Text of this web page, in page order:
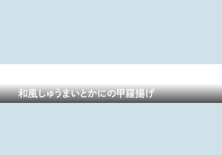
和風しゅうまいとかにの甲羅揚げ